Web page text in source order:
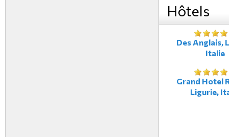
Hôtels
Des Anglais,
Italie
Grand Hotel
Ligurie,